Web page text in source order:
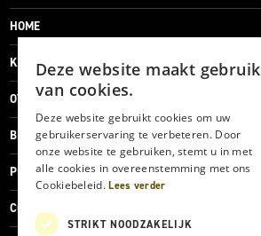
HOME
KLANTENSERVICE
OVER ONS
BLOG
PRIVACYVERKLARING
COOKIES
Deze website maakt gebruik
van cookies.
Deze website gebruikt cookies om uw
gebruikerservaring te verbeteren. Door
onze website te gebruiken, stemt u in met
alle cookies in overeenstemming met ons
Cookiebeleid.Lees verder
STRIKT NOODZAKELIJK